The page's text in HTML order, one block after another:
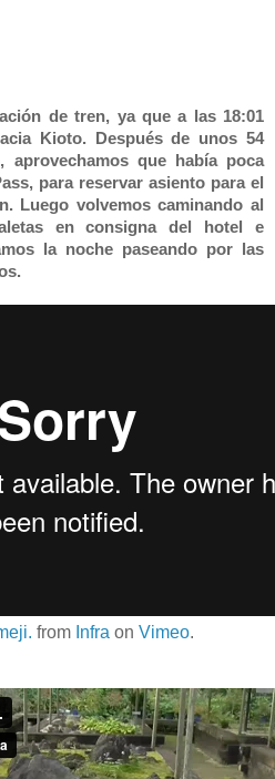
de tren, ya que a las 18:01
Kioto. Después de unos 54
aprovechamos que había poca
para reservar asiento para el
Luego volvemos caminando al
en consigna del hotel e
la noche paseando por las
from Infra on Vimeo.